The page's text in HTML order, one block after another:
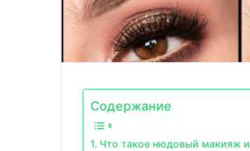
Содержание
Что такое нюдовый макияж и